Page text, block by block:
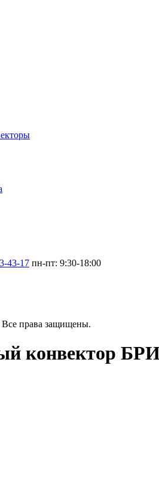
43-17 пн-пт: 9:30-18:00
права защищены.
конвектор